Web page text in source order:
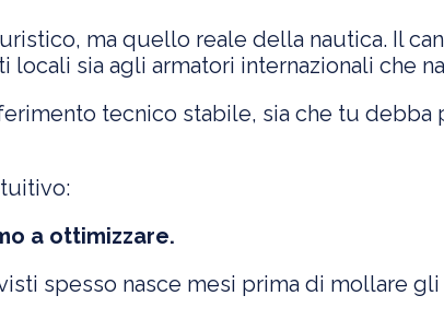
ma quello reale della nautica. Il
sia agli armatori internazionali che
tecnico stabile, sia che tu
a ottimizzare.
spesso nasce mesi prima di mollare